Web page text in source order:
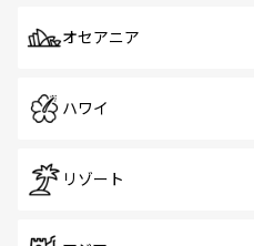
オセアニア
ハワイ
リゾート